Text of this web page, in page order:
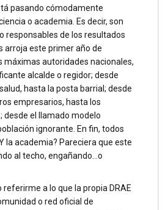
pasando cómodamente
o academia. Es decir, son
responsables de los resultados
arroja este primer año de
máximas autoridades nacionales,
alcalde o regidor; desde
hasta la posta barrial; desde
empresarios, hasta los
desde el llamado modelo
ignorante. En fin, todos
la academia? Pareciera que este
al techo, engañando…o
referirme a lo que la propia DRAE
o red oficial de